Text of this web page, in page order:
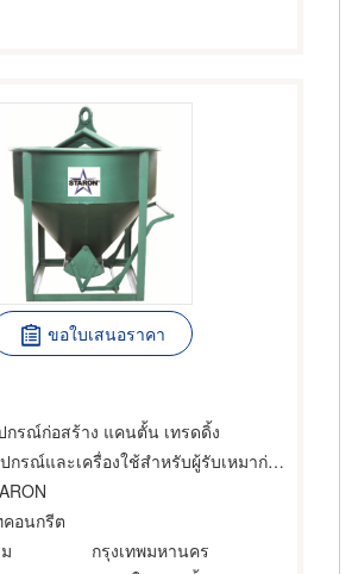
ขอใบเสนอราคา
กรณ์ก่อสร้าง แคนตั้น เทรดดิ้ง
รณ์และเครื่องใช้สำหรับผู้รับเหมาก่อสร้าง,เครื่องมือก่อสร้าง
คอนกรีต
กรุงเทพมหานคร